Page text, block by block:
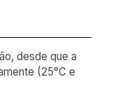
desde que a
(25°C e